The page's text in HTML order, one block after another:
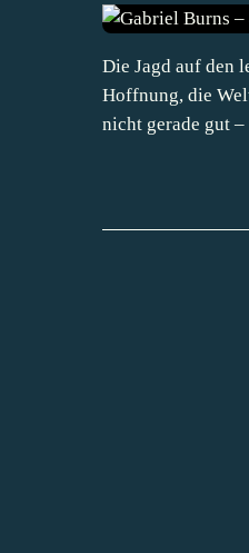
Die Jagd auf den
Hoffnung, die
nicht gerade gut